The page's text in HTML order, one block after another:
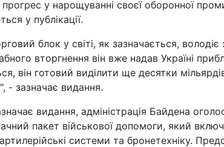
у нарощуванні своєї оборонної
у публікації.
блок у світі, як зазначається,
вторгнення він вже надав Україні
він готовий виділити ще десятки
- зазначає видання.
видання, адміністрація Байдена
пакет військової допомоги, який
артилерійські системи та бронетехніку.